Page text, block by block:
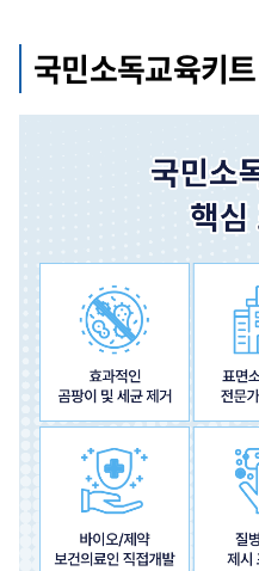
국민소독교육키